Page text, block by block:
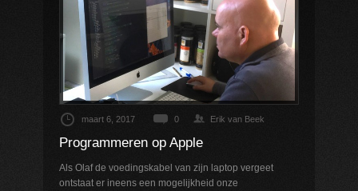
maart 6, 2017 0 Erik van Beek
Programmeren op Apple
Als Olaf de voedingskabel van zijn laptop vergeet
ontstaat er ineens een mogelijkheid onze